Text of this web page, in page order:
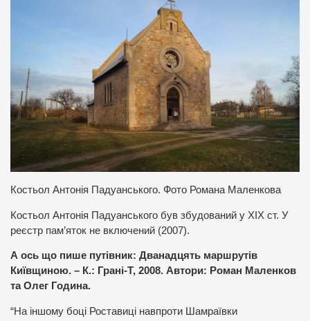
Костьол Антонія Падуанського. Фото Романа Маленкова
Костьол Антонія Падуанського був збудований у ХІХ ст. У
реєстр пам’яток не включений (2007).
А ось що пише путівник: Дванадцять маршрутів
Київщиною. – К.: Грані-Т, 2008. Автори: Роман Маленков
та Олег Година.
“На іншому боці Роставиці навпроти Шамраївки